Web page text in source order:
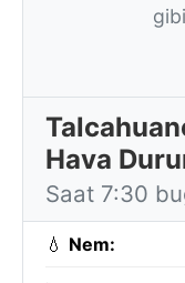
Hava
Saat 7:30
💧 Nem: